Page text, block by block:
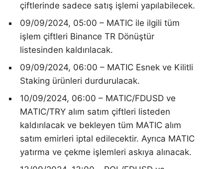
çiftlerinde sadece satış işlemi yapılabilecek.
09/09/2024, 05:00 – MATIC ile ilgili tüm
işlem çiftleri Binance TR Dönüştür
listesinden kaldırılacak.
09/09/2024, 06:00 – MATIC Esnek ve Kilitli
Staking ürünleri durdurulacak.
10/09/2024, 06:00 – MATIC/FDUSD ve
MATIC/TRY alım satım çiftleri listeden
kaldırılacak ve bekleyen tüm MATIC alım
satım emirleri iptal edilecektir. Ayrıca MATIC
yatırma ve çekme işlemleri askıya alınacak.